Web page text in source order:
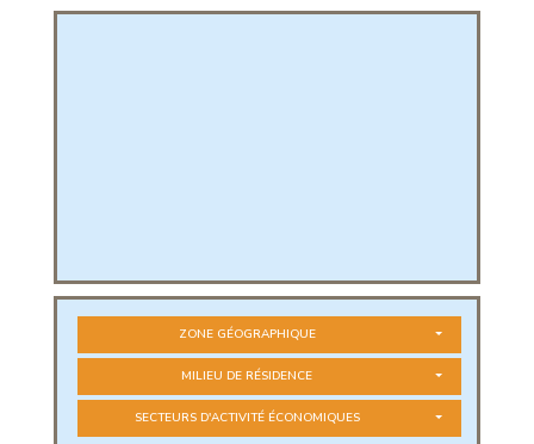
ZONE GÉOGRAPHIQUE
MILIEU DE RÉSIDENCE
SECTEURS D'ACTIVITÉ ÉCONOMIQUES